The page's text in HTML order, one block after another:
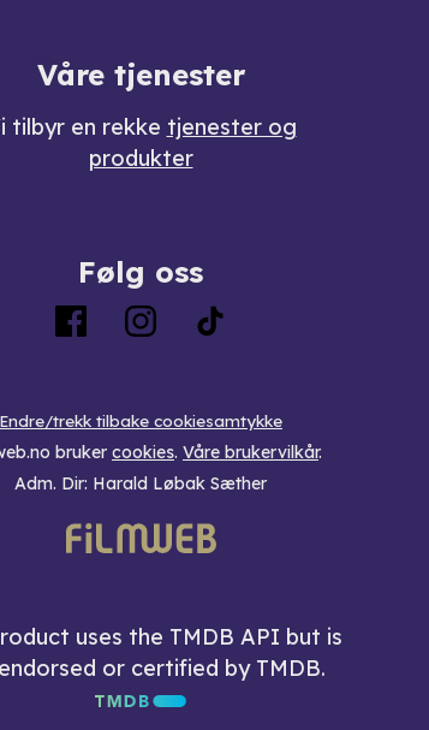
Våre tjenester
tilbyr en rekke tjenester og
produkter
Følg oss
Endre/trekk tilbake cookiesamtykke
bruker cookies. Våre brukervilkår.
Adm. Dir: Harald Løbak Sæther
uses the TMDB API but is
or certified by TMDB.